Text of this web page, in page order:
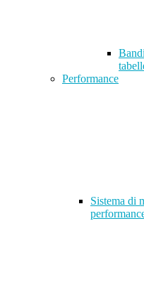
Performance
Sistema di